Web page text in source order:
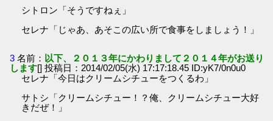
シトロン「そうですねぇ」
セレナ「じゃあ、あそこの広い所で食事をしましょう！」
3 名前： 以下、２０１３年にかわりまして２０１４年がお送り
します[] 投稿日：2014/02/05(水) 17:17:18.45 ID:yK7/0n0u0
セレナ「今日はクリームシチューをつくるわ」
サトシ「クリームシチュー！？俺、クリームシチュー大好
きだぜ！」